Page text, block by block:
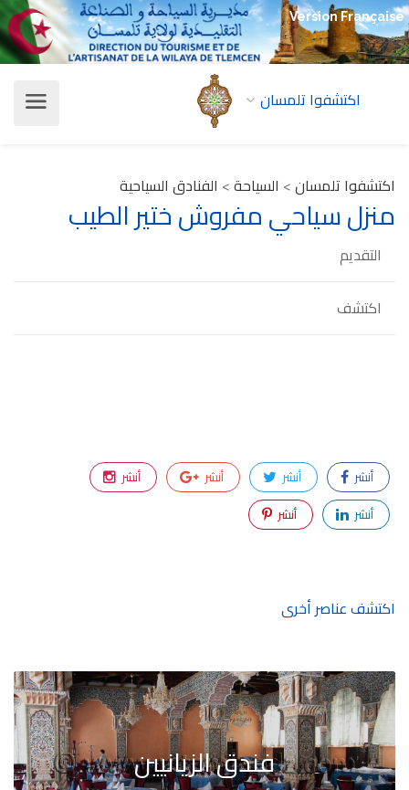
Version Française
اكتشفوا تلمسان
اكتشفوا تلمسان> السياحة> الفنادق السياحية
منزل سياحي مفروش ختير الطيب
التقديم
اكتشف
أنشر أنشر أنشر
أنشر
أنشر
أنشر
اكتشف عناصر أخرى
فندق الزيانيين